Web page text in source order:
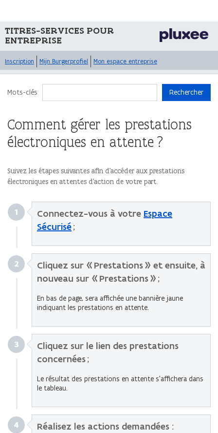
TITRES-SERVICES POUR
ENTREPRISE
Inscription Mijn Burgerprofiel Mon espace entreprise
Mots-clés Rechercher
Comment gérer les prestations
électroniques en attente ?
Suivez les étapes suivantes afin d’accéder aux prestations
électroniques en attentes d’action de votre part.
1 Connectez-vous à votre Espace
Sécurisé;
2 Cliquez sur « Prestations» et ensuite, à
nouveau sur « Prestations» ;
En bas de page, sera affichée une bannière jaune
indiquant les prestations en attente.
3
Cliquez sur le lien des prestations
concernées;
Le résultat des prestations en attente s’affichera dans
le tableau.
4 Réalisez les actions demandées :